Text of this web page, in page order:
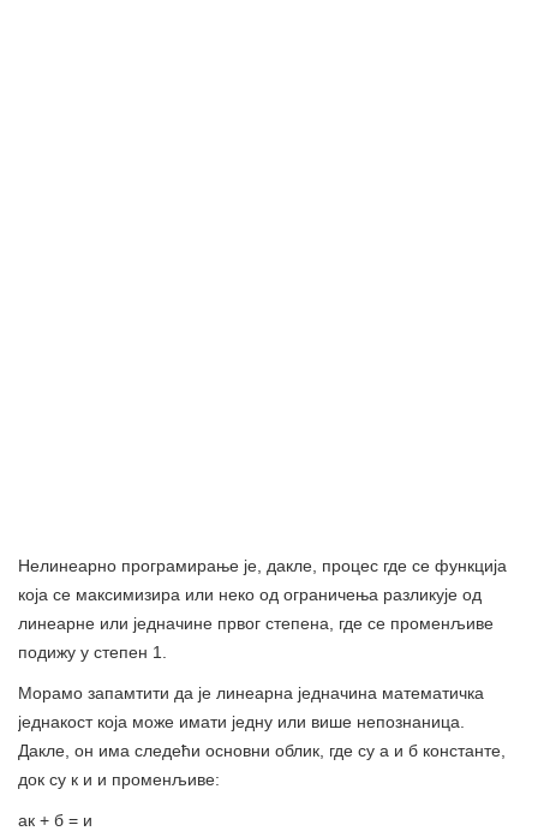
Нелинеарно програмирање је, дакле, процес где се функција
која се максимизира или неко од ограничења разликује од
линеарне или једначине првог степена, где се променљиве
подижу у степен 1.
Морамо запамтити да је линеарна једначина математичка
једнакост која може имати једну или више непознаница.
Дакле, он има следећи основни облик, где су а и б константе,
док су к и и променљиве:
ак + б = и